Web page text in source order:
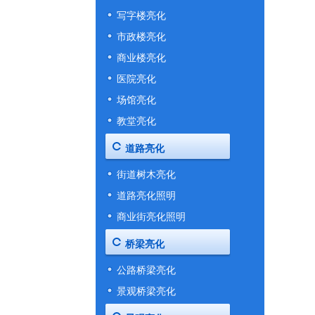
写字楼亮化
市政楼亮化
商业楼亮化
医院亮化
场馆亮化
教堂亮化
道路亮化
街道树木亮化
道路亮化照明
商业街亮化照明
桥梁亮化
公路桥梁亮化
景观桥梁亮化